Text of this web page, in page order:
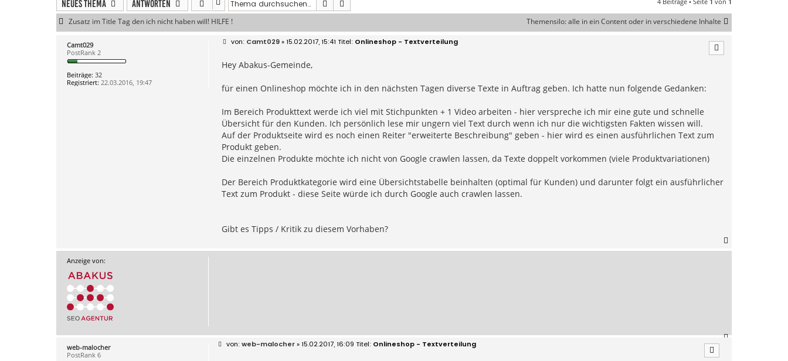
Neues Thema Antworten Suche
Zusatz im Title Tag den ich nicht haben will! HILFE ! Themensilo: alle in ein Content oder in verschiedene Inhalte
Camt029
PostRank 2
Beiträge: 32
Registriert: 22.03.2016, 19:47
B
t
g
Camt029» 15.02.2017, 15:41 Onlineshop - Textverteilung
Hey Abakus-Gemeinde,
für einen Onlineshop möchte ich in den nächsten Tagen diverse Texte in Auftrag geben. Ich hatte nun folgende Gedanken:
Im Bereich Produkttext werde ich viel mit Stichpunkten + 1 Video arbeiten - hier verspreche ich mir eine gute und schnelle
Übersicht für den Kunden. Ich persönlich lese mir ungern viel Text durch wenn ich nur die wichtigsten Fakten wissen will.
Auf der Produktseite wird es noch einen Reiter "erweiterte Beschreibung" geben - hier wird es einen ausführlichen Text zum
Produkt geben.
Die einzelnen Produkte möchte ich nicht von Google crawlen lassen, da Texte doppelt vorkommen (viele Produktvariationen)
Der Bereich Produktkategorie wird eine Übersichtstabelle beinhalten (optimal für Kunden) und darunter folgt ein ausführlicher
Text zum Produkt - diese Seite würde ich durch Google auch crawlen lassen.
Gibt es Tipps / Kritik zu diesem Vorhaben?
a
Anzeige von:
N
web-malocher
PostRank 6
B
web-malocher» 15.02.2017, 16:09 Onlineshop - Textverteilung